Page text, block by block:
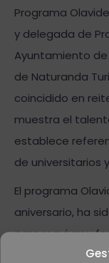
Programa
y delegada de
Ayuntamiento de
de Naturanda
coincidido en
muestra el
establece
de universitarios
El programa
aniversario, ha
para reavivar y
egresados y